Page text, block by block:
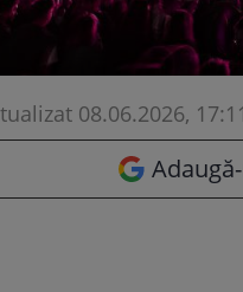
08.06.2026, 17:11